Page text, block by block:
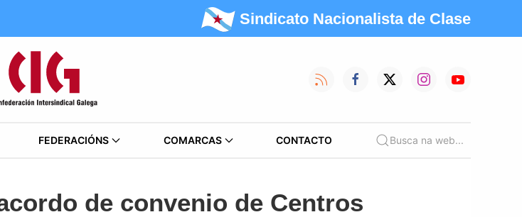
Sindicato Nacionalista de Clase
FEDERACIÓNS COMARCAS CONTACTO Busca na web...
de convenio de Centros